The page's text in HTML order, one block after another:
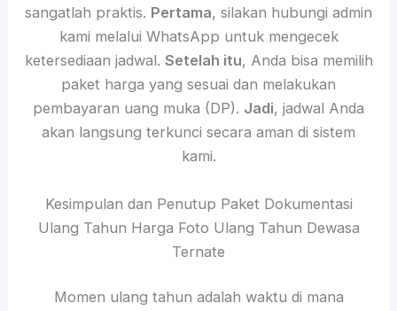
sangatlah praktis. Pertama, silakan hubungi admin
kami melalui WhatsApp untuk mengecek
ketersediaan jadwal. Setelah itu, Anda bisa memilih
paket harga yang sesuai dan melakukan
pembayaran uang muka (DP). Jadi, jadwal Anda
akan langsung terkunci secara aman di sistem
kami.
Kesimpulan dan Penutup Paket Dokumentasi
Ulang Tahun Harga Foto Ulang Tahun Dewasa
Ternate
Momen ulang tahun adalah waktu di mana